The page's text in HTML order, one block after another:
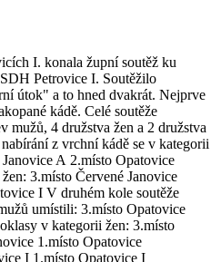
I. konala župní soutěž ku
Petrovice I. Soutěžilo
útok" a to hned dvakrát. Nejprve
kádě. Celé soutěže
mužů, 4 družstva žen a 2 družstva
z vrchní kádě se v kategorii
A 2.místo Opatovice
3.místo Červené Janovice
I V druhém kole soutěže
umístili: 3.místo Opatovice
v kategorii žen: 3.místo
1.místo Opatovice
I 1.místo Opatovice I